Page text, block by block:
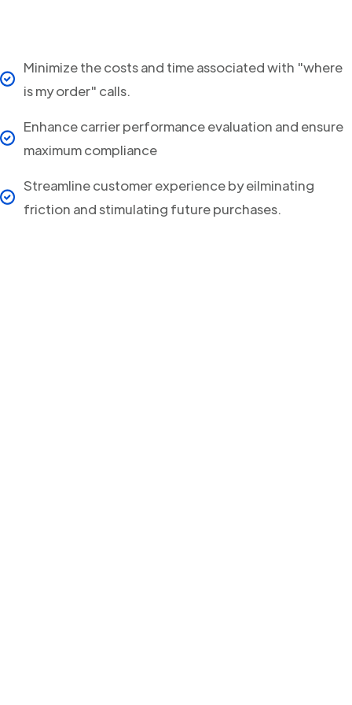
Minimize the costs and time associated with "where
is my order" calls.
Enhance carrier performance evaluation and ensure
maximum compliance
Streamline customer experience by eilminating
friction and stimulating future purchases.